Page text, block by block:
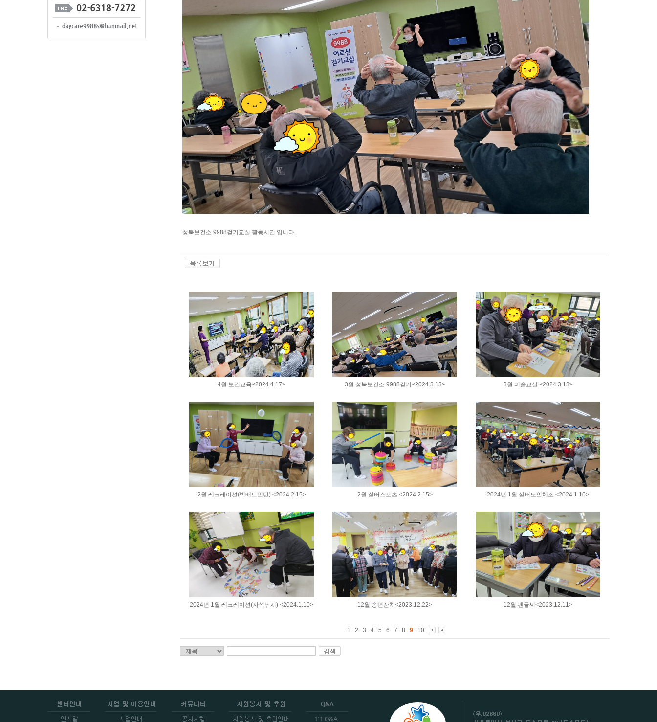
성북보건소 9988걷기교실 활동시간 입니다.
4월 보건교육<2024.4.17> 3월 성북보건소 9988걷기<2024.3.13> 3월 미술교실 <2024.3.13>
2월 레크레이션(빅배드민턴) <2024.2.15> 2월 실버스포츠 <2024.2.15> 2024년 1월 실버노인체조 <2024.1.10>
2024년 1월 레크레이션(자석낚시) <2024.1.10> 12월 송년잔치<2023.12.22> 12월 펜글씨<2023.12.11>
1 2 3 4 5 6 7 8 9 10